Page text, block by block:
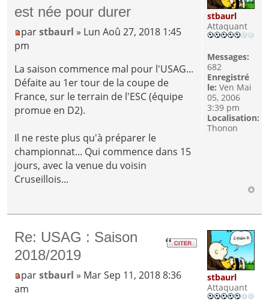
est née pour durer
parstbaurl » Lun Aoû 27, 2018 1:45
pm
La saison commence mal pour l'USAG...
Défaite au 1er tour de la coupe de
France, sur le terrain de l'ESC (équipe
promue en D2).
Il ne reste plus qu'à préparer le
championnat... Qui commence dans 15
jours, avec la venue du voisin
Cruseillois...
stbaurl
Attaquant
Messages:
682
Enregistré
le: Ven Mai
05, 2006
3:39 pm
Localisation:
Thonon
Re: USAG : Saison
2018/2019
parstbaurl » Mar Sep 11, 2018 8:36
am
stbaurl
Attaquant